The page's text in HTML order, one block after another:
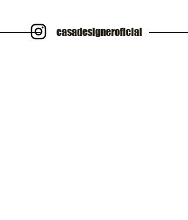
casadesigneroficial